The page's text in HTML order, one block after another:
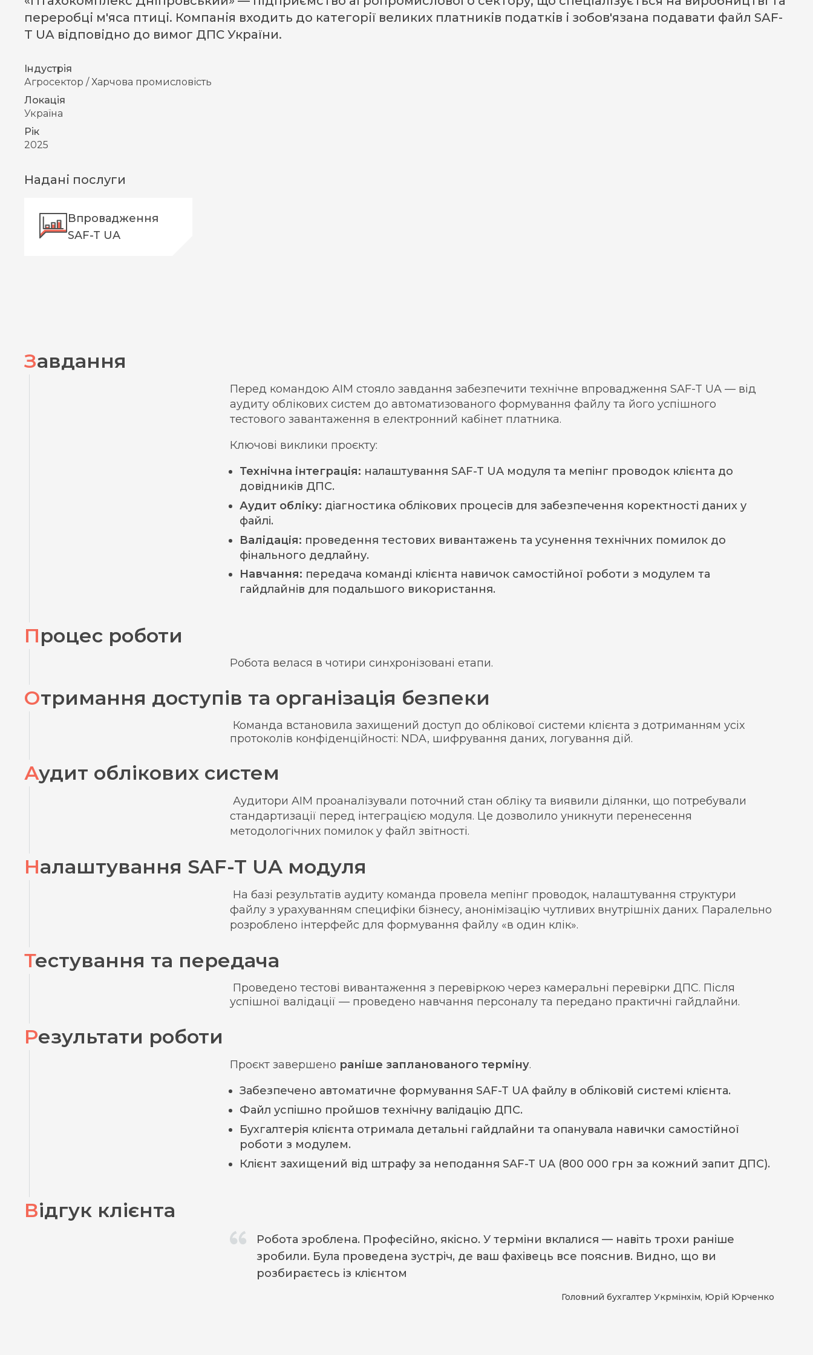
переробці м'яса птиці. Компанія входить до категорії великих платників податків і зобов'язана подавати файл SAF-
T UA відповідно до вимог ДПС України.
Індустрія
Агросектор / Харчова промисловість
Локація
Україна
Рік
2025
Надані послуги
Впровадження
SAF-T UA
Завдання
Перед командою AIM стояло завдання забезпечити технічне впровадження SAF-T UA — від
аудиту облікових систем до автоматизованого формування файлу та його успішного
тестового завантаження в електронний кабінет платника.
Ключові виклики проєкту:
Технічна інтеграція: налаштування SAF-T UA модуля та мепінг проводок клієнта до
довідників ДПС.
Аудит обліку: діагностика облікових процесів для забезпечення коректності даних у
файлі.
Валідація: проведення тестових вивантажень та усунення технічних помилок до
фінального дедлайну.
Навчання: передача команді клієнта навичок самостійної роботи з модулем та
гайдлайнів для подальшого використання.
Процес роботи
Робота велася в чотири синхронізовані етапи.
Отримання доступів та організація безпеки
Команда встановила захищений доступ до облікової системи клієнта з дотриманням усіх
протоколів конфіденційності: NDA, шифрування даних, логування дій.
Аудит облікових систем
Аудитори AIM проаналізували поточний стан обліку та виявили ділянки, що потребували
стандартизації перед інтеграцією модуля. Це дозволило уникнути перенесення
методологічних помилок у файл звітності.
Налаштування SAF-T UA модуля
На базі результатів аудиту команда провела мепінг проводок, налаштування структури
файлу з урахуванням специфіки бізнесу, анонімізацію чутливих внутрішніх даних. Паралельно
розроблено інтерфейс для формування файлу «в один клік».
Тестування та передача
Проведено тестові вивантаження з перевіркою через камеральні перевірки ДПС. Після
успішної валідації — проведено навчання персоналу та передано практичні гайдлайни.
Результати роботи
Проєкт завершено раніше запланованого терміну.
Забезпечено автоматичне формування SAF-T UA файлу в обліковій системі клієнта.
Файл успішно пройшов технічну валідацію ДПС.
Бухгалтерія клієнта отримала детальні гайдлайни та опанувала навички самостійної
роботи з модулем.
Клієнт захищений від штрафу за неподання SAF-T UA (800 000 грн за кожний запит ДПС).
Відгук клієнта
Робота зроблена. Професійно, якісно. У терміни вклалися — навіть трохи раніше
зробили. Була проведена зустріч, де ваш фахівець все пояснив. Видно, що ви
розбираєтесь із клієнтом
Головний бухгалтер Укрмінхім, Юрій Юрченко